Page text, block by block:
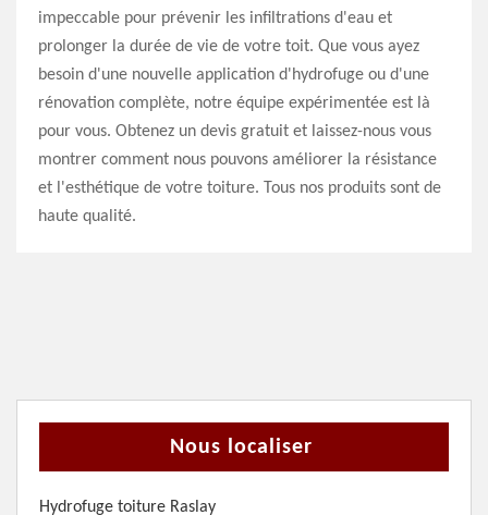
impeccable pour prévenir les infiltrations d'eau et
prolonger la durée de vie de votre toit. Que vous ayez
besoin d'une nouvelle application d'hydrofuge ou d'une
rénovation complète, notre équipe expérimentée est là
pour vous. Obtenez un devis gratuit et laissez-nous vous
montrer comment nous pouvons améliorer la résistance
et l'esthétique de votre toiture. Tous nos produits sont de
haute qualité.
Nous localiser
Hydrofuge toiture Raslay